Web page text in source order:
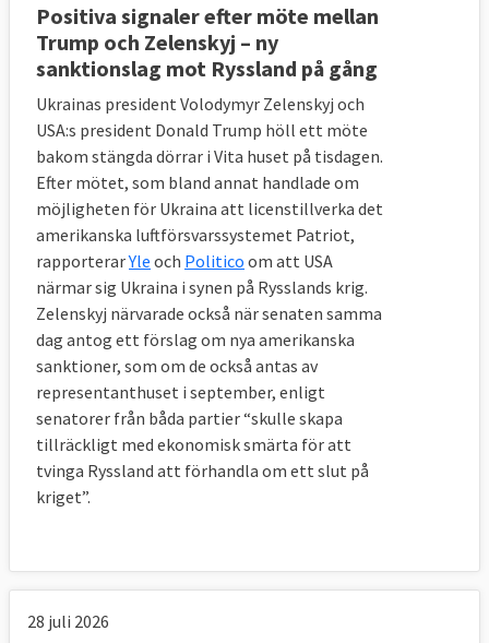
Positiva signaler efter möte mellan
Trump och Zelenskyj – ny
sanktionslag mot Ryssland på gång
Ukrainas president Volodymyr Zelenskyj och
USA:s president Donald Trump höll ett möte
bakom stängda dörrar i Vita huset på tisdagen.
Efter mötet, som bland annat handlade om
möjligheten för Ukraina att licenstillverka det
amerikanska luftförsvarssystemet Patriot,
rapporterarYle och Politico om att USA
närmar sig Ukraina i synen på Rysslands krig.
Zelenskyj närvarade också när senaten samma
dag antog ett förslag om nya amerikanska
sanktioner, som om de också antas av
representanthuset i september, enligt
senatorer från båda partier “skulle skapa
tillräckligt med ekonomisk smärta för att
tvinga Ryssland att förhandla om ett slut på
kriget”.
28 juli 2026